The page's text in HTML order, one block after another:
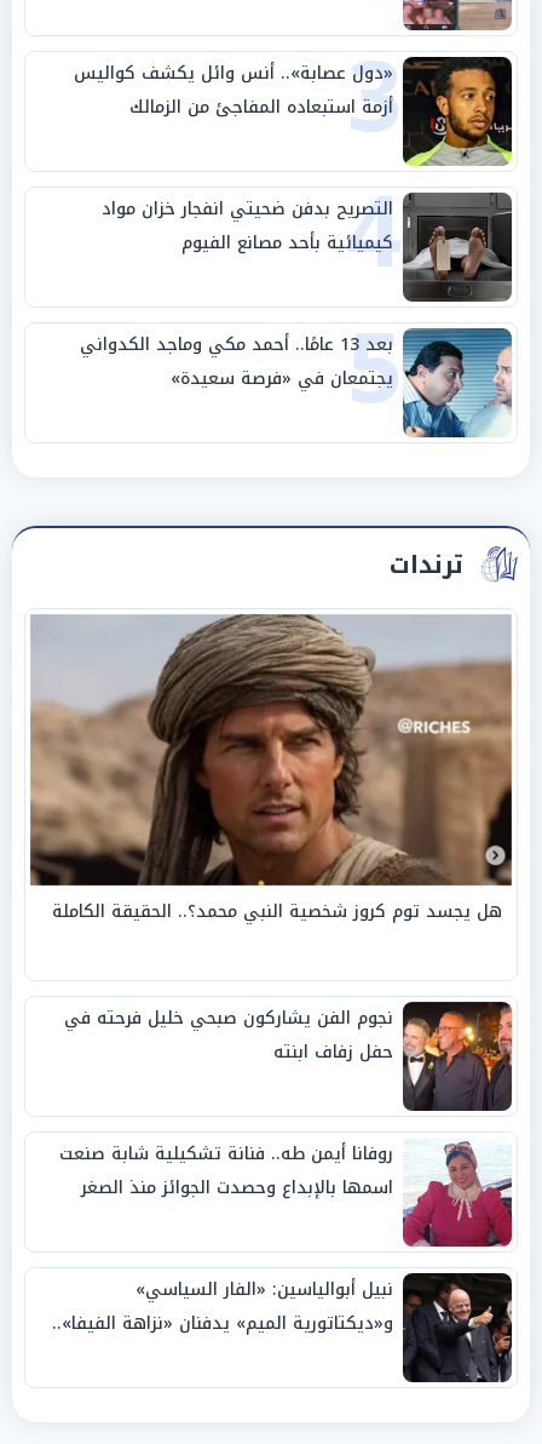
3
«دول عصابة».. أنس وائل يكشف كواليس
أزمة استبعاده المفاجئ من الزمالك
4
التصريح بدفن ضحيتي انفجار خزان مواد
كيميائية بأحد مصانع الفيوم
5 بعد 13 عامًا.. أحمد مكي وماجد الكدواني
يجتمعان في «فرصة سعيدة»
ترندات
هل يجسد توم كروز شخصية النبي محمد؟.. الحقيقة الكاملة
نجوم الفن يشاركون صبحي خليل فرحته في
حفل زفاف ابنته
روفانا أيمن طه.. فنانة تشكيلية شابة صنعت
اسمها بالإبداع وحصدت الجوائز منذ الصغر
نبيل أبوالياسين: «الفار السياسي»
و«ديكتاتورية الميم» يدفنان «نزاهة الفيفا»..